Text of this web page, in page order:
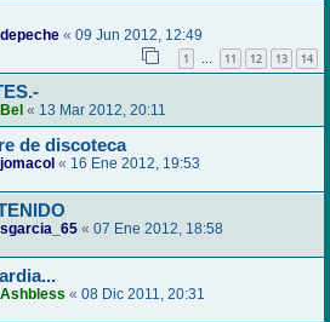
depeche « 09 Jun 2012, 12:49
1 … 11 12 13 14
Bel « 13 Mar 2012, 20:11
de discoteca
jomacol « 16 Ene 2012, 19:53
sgarcia_65 « 07 Ene 2012, 18:58
Ashbless « 08 Dic 2011, 20:31